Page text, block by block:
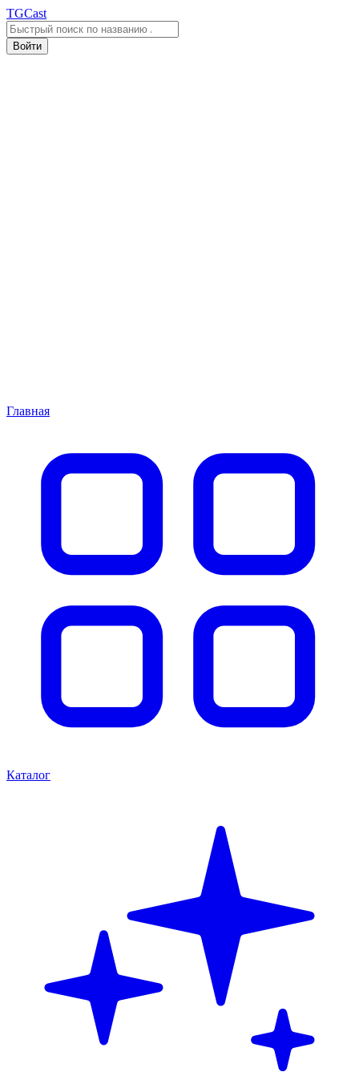
TGCast
Войти
Главная
Каталог